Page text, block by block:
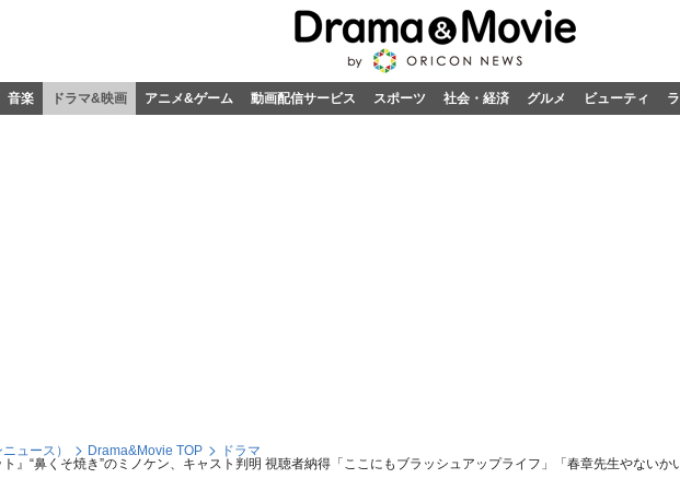
音楽 ドラマ&映画 アニメ&ゲーム 動画配信サービス スポーツ 社会・経済 グルメ ビューティ
ュース） Drama&Movie TOP
ドラマ
ト』“鼻くそ焼き”のミノケン、キャスト判明 視聴者納得「ここにもブラッシュアップライフ」「春章先生やないか